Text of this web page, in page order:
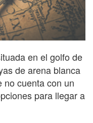
en el golfo de
de arena blanca
no cuenta con un
para llegar a